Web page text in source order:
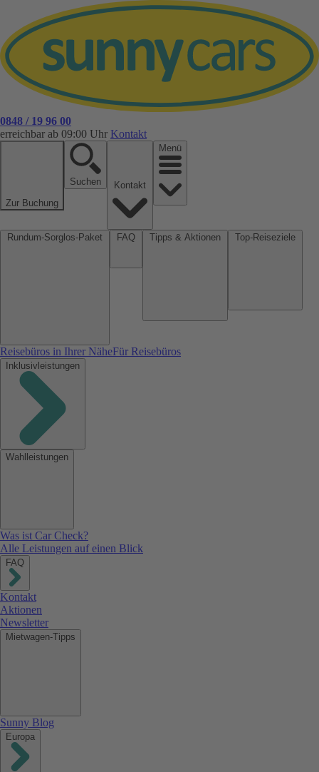
0848 / 19 96 00
erreichbar ab 09:00 Uhr Kontakt
Zur Buchung
Suchen
Menü
Reisebüros in Ihrer NäheFür Reisebüros
Inklusivleistungen
Wahlleistungen
Was ist Car Check?
Alle Leistungen auf einen Blick
FAQ
Kontakt
Aktionen
Newsletter
Mietwagen-Tipps
Sunny Blog
Europa